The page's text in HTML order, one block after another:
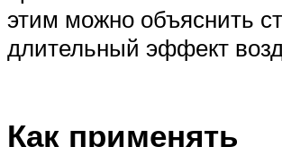
этим можно объяснить
длительный эффект
Как применять